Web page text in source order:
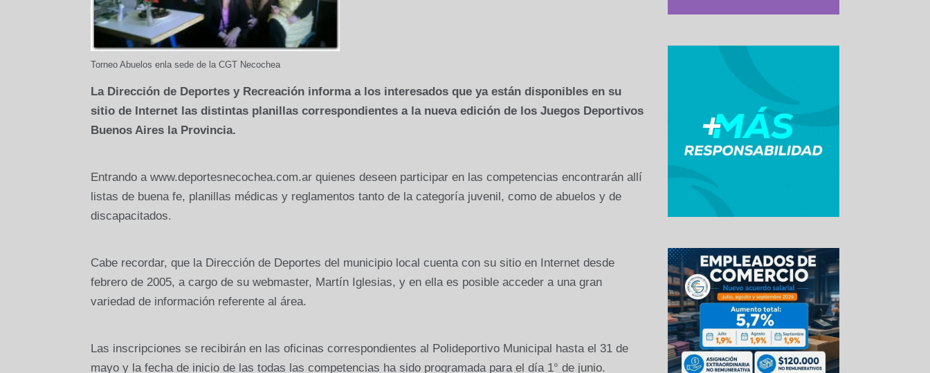
Torneo Abuelos enla sede de la CGT Necochea
La Direcciónde Deportes y Recreación informa a los interesados que ya están disponibles en su
sitio de Internet las distintas planillas correspondientes a la nueva edición de los Juegos Deportivos
Buenos Aires la Provincia.
Entrando a www.deportesnecochea.com.ar quienes deseen participar en las competencias encontrarán allí
listas de buena fe, planillas médicas y reglamentos tanto de la categoría juvenil, como de abuelos y de
discapacitados.
Cabe recordar, que la Dirección de Deportes del municipio local cuenta con su sitio en Internet desde
febrero de 2005, a cargo de su webmaster, Martín Iglesias, y en ella es posible acceder a una gran
variedad de información referente al área.
Las inscripciones se recibirán en las oficinas correspondientes al Polideportivo Municipal hasta el 31 de
mayo y la fecha de inicio de las todas las competencias ha sido programada para el día 1° de junio.